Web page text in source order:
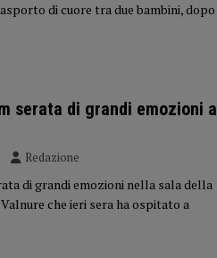
di cuore tra due bambini, dopo
serata di grandi emozioni a
Redazione
di grandi emozioni nella sala della
che ieri sera ha ospitato a